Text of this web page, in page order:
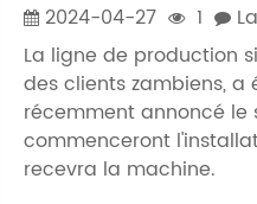
2024-04-27 1
La ligne de production
des clients zambiens,
récemment annoncé le
commenceront
recevra la machine.